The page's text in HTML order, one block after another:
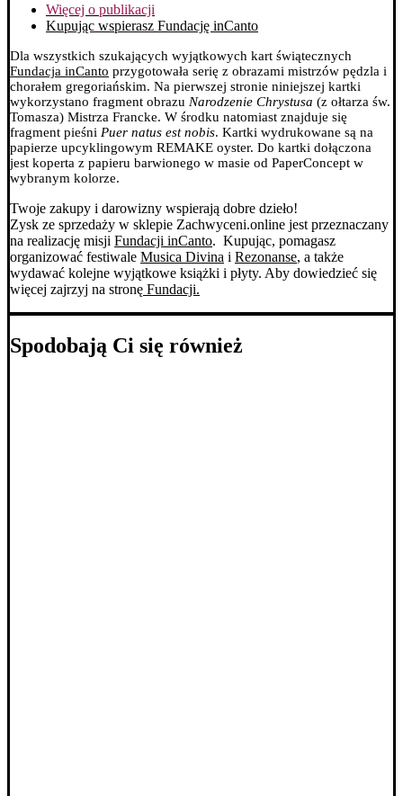
Więcej o publikacji
Kupując wspierasz Fundację inCanto
Dla wszystkich szukających wyjątkowych kart świątecznych
Fundacja inCanto przygotowała serię z obrazami mistrzów pędzla i
chorałem gregoriańskim. Na pierwszej stronie niniejszej kartki
wykorzystano fragment obrazu Narodzenie Chrystusa (z ołtarza św.
Tomasza) Mistrza Francke. W środku natomiast znajduje się
fragment pieśni Puer natus est nobis. Kartki wydrukowane są na
papierze upcyklingowym REMAKE oyster. Do kartki dołączona
jest koperta z papieru barwionego w masie od PaperConcept w
wybranym kolorze.
Twoje zakupy i darowizny wspierają dobre dzieło!
Zysk ze sprzedaży w sklepie Zachwyceni.online jest przeznaczany
na realizację misji Fundacji inCanto. Kupując, pomagasz
organizować festiwale Musica Divina i Rezonanse, a także
wydawać kolejne wyjątkowe książki i płyty. Aby dowiedzieć się
więcej zajrzyj na stronę Fundacji.
Spodobają Ci się również